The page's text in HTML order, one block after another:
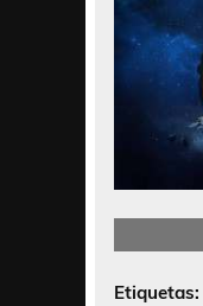
Etiquetas: